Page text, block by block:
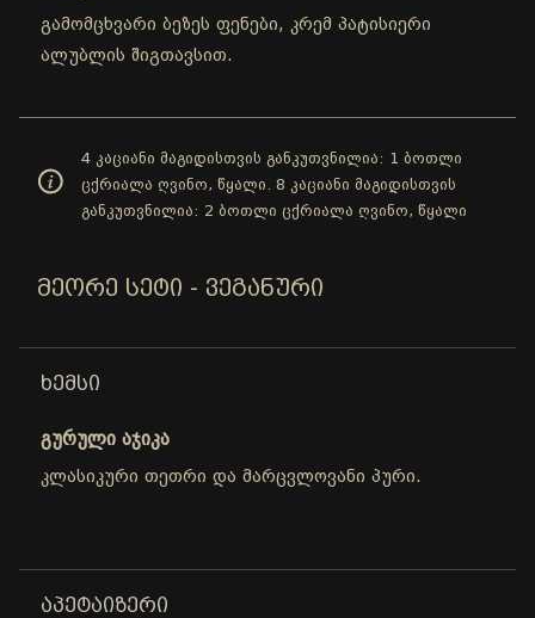
გამომცხვარი ბეზეს ფენები, კრემ პატისიერი
ალუბლის შიგთავსით.
4 კაციანი მაგიდისთვის განკუთვნილია: 1 ბოთლი
ცქრიალა ღვინო, წყალი. 8 კაციანი მაგიდისთვის
განკუთვნილია: 2 ბოთლი ცქრიალა ღვინო, წყალი
ᲛᲔᲝᲠᲔ ᲡᲔᲢᲘ - ᲕᲔᲒᲐᲜᲣᲠᲘ
ᲮᲔᲛᲡᲘ
გურული აჯიკა
კლასიკური თეთრი და მარცვლოვანი პური.
ᲐᲞᲔᲢᲐᲘᲖᲔᲠᲘ